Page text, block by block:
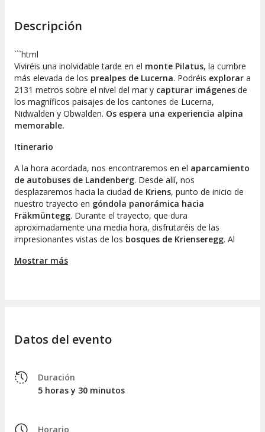
Descripción
```html
Viviréis una inolvidable tarde en el monte Pilatus, la cumbre
más elevada de los prealpes de Lucerna. Podréis explorar a
2131 metros sobre el nivel del mar y capturar imágenes de
los magníficos paisajes de los cantones de Lucerna,
Nidwalden y Obwalden. Os espera una experiencia alpina
memorable.
Itinerario
A la hora acordada, nos encontraremos en el aparcamiento
de autobuses de Landenberg. Desde allí, nos
desplazaremos hacia la ciudad de Kriens, punto de inicio de
nuestro trayecto en góndola panorámica hacia
Fräkmüntegg. Durante el trayecto, que dura
aproximadamente una media hora, disfrutaréis de las
impresionantes vistas de los bosques de Krienseregg. Al
Dragon Ride, cuyas ventanas os darán la sensación de
y de sus innumerables lagos. También hay varios
Después de explorar elmonte Pilatus
recorrido de una hora en
Mostrar más
Datos del evento
Duración
5 horas y 30 minutos
Horario